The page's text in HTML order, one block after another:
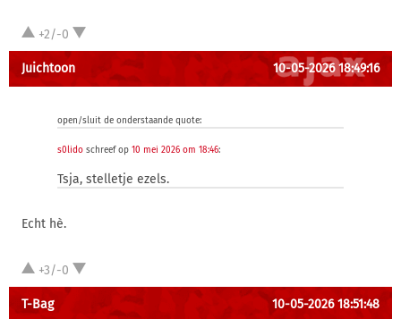
+2/-0
Juichtoon 10-05-2026 18:49:16
open/sluit de onderstaande quote:
s0lido schreef op 10 mei 2026 om 18:46:
Tsja, stelletje ezels.
Echt hè.
+3/-0
T-Bag 10-05-2026 18:51:48